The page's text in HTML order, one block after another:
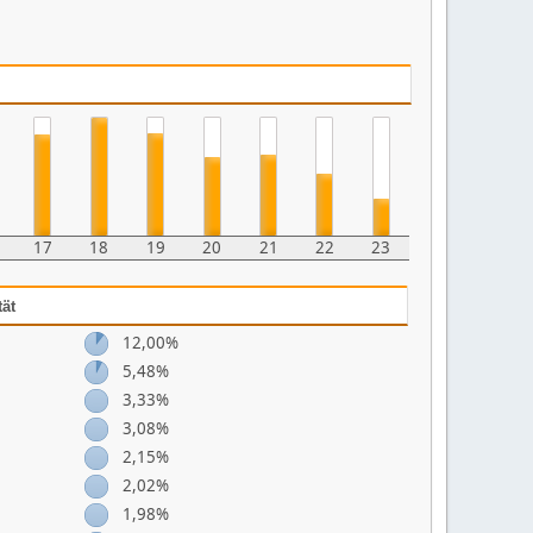
17 18 19 20 21 22 23
12,00%
5,48%
3,33%
3,08%
2,15%
2,02%
1,98%